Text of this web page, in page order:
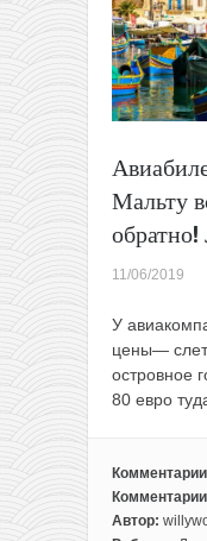
перелеты
из
Вильнюса
+
7
гостевом
доме
всего
195€
человека
Мальту
11/06/2019
У
цены—
островное
80 евро
Комментарии
к
Автор: